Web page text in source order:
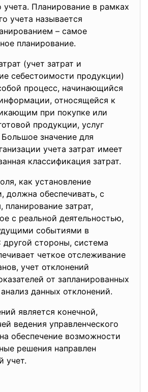
учета. Планирование в рамках
учета называется
– самое
планирование.
(учет затрат и
себестоимости продукции)
процесс, начинающийся
относящейся к
при покупке или
продукции, услуг
значение для
учета затрат имеет
классификация затрат.
как установление
должна обеспечивать, с
затрат,
с реальной деятельностью,
событиями в
другой стороны, система
четкое отслеживание
учет отклонений
от запланированных
данных отклонений.
является конечной,
ведения управленческого
обеспечение возможности
решения направлен
учет.